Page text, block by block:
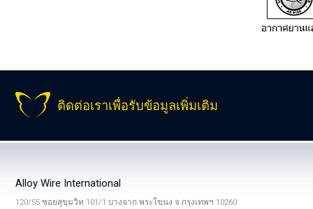
ติดต่อเราเพื่อรับข้อมูลเพิ่มเติม
Alloy Wire International
120/55 ซอยสุขุมวิท 101/1 บางจาก พระโขนง จ.กรุงเทพฯ 10260